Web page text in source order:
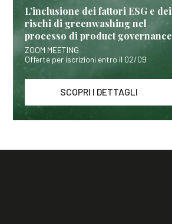
L’inclusione dei fattori ESG e dei
rischi di greenwashing nel
processo di product governance
ZOOM MEETING
Offerte per iscrizioni entro il 02/09
SCOPRI I DETTAGLI